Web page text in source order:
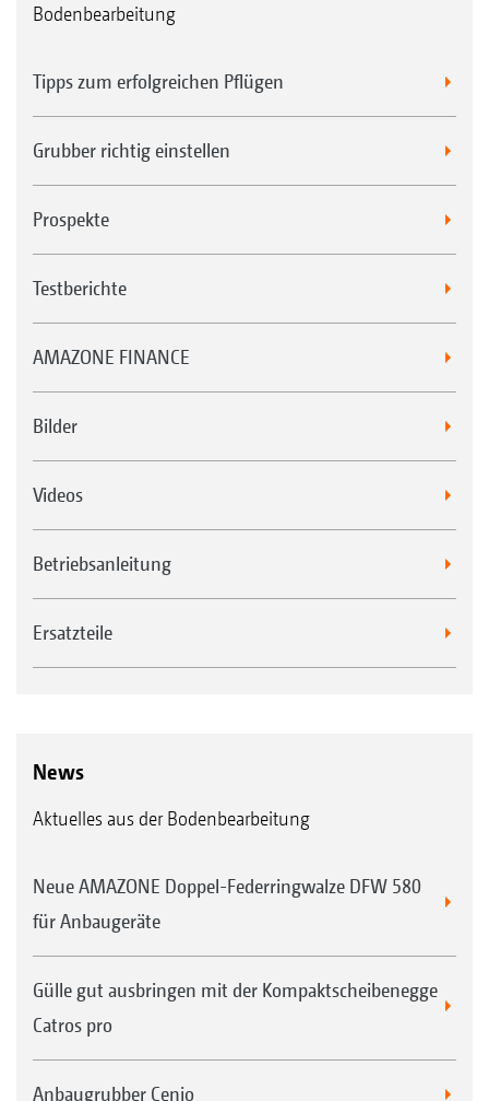
Bodenbearbeitung
Tipps zum erfolgreichen Pflügen
Grubber richtig einstellen
Prospekte
Testberichte
AMAZONE FINANCE
Bilder
Videos
Betriebsanleitung
Ersatzteile
News
Aktuelles aus der Bodenbearbeitung
Neue AMAZONE Doppel-Federringwalze DFW 580
für Anbaugeräte
Gülle gut ausbringen mit der Kompaktscheibenegge
Catros pro
Anbaugrubber Cenio